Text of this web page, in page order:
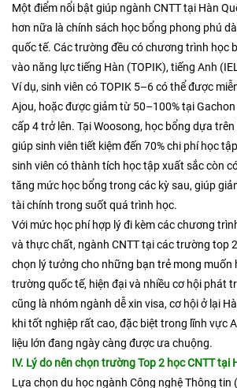
Một điểm nổi bật giúp ngành CNTT tại Hàn
hơn nữa là chính sách học bổng phong phú
quốc tế. Các trường đều có chương trình học
vào năng lực tiếng Hàn (TOPIK), tiếng Anh
Ví dụ, sinh viên có TOPIK 5–6 có thể được
Ajou, hoặc được giảm từ 50–100% tại
cấp 4 trở lên. Tại Woosong, học bổng dựa trên
giúp sinh viên tiết kiệm đến 70% chi phí học
sinh viên có thành tích học tập xuất sắc còn
tăng mức học bổng trong các kỳ sau, giúp
tài chính trong suốt quá trình học.
Với mức học phí hợp lý đi kèm các chương
và thực chất, ngành CNTT tại các trường top
chọn lý tưởng cho những bạn trẻ mong muốn
trường quốc tế, hiện đại và nhiều cơ hội phát
cũng là nhóm ngành dễ xin visa, cơ hội ở lại
khi tốt nghiệp rất cao, đặc biệt trong lĩnh vực
liệu lớn đang ngày càng được ưa chuộng.
IV. Lý do nên chọn trường Top 2 học CNTT tại
​Lựa chọn du học ngành Công nghệ Thông tin